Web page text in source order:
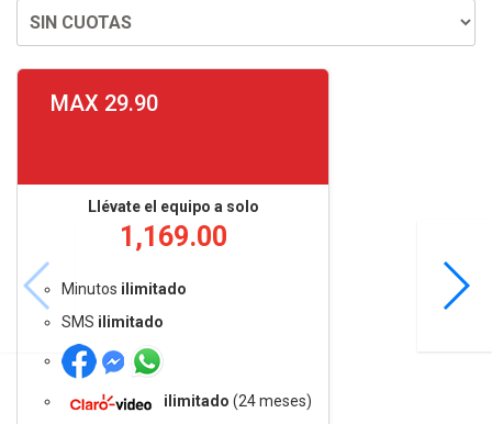
MAX 29.90
Llévate el equipo a solo
1,169.00
Minutos ilimitado
SMS ilimitado
ilimitado (24 meses)